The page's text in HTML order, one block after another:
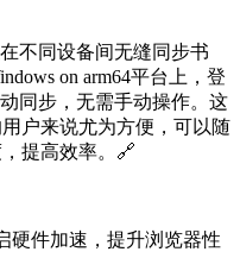
不同设备间无缝同步书
on arm64平台上，登
同步，无需手动操作。这
户来说尤为方便，可以随
提高效率。🔗
硬件加速，提升浏览器性